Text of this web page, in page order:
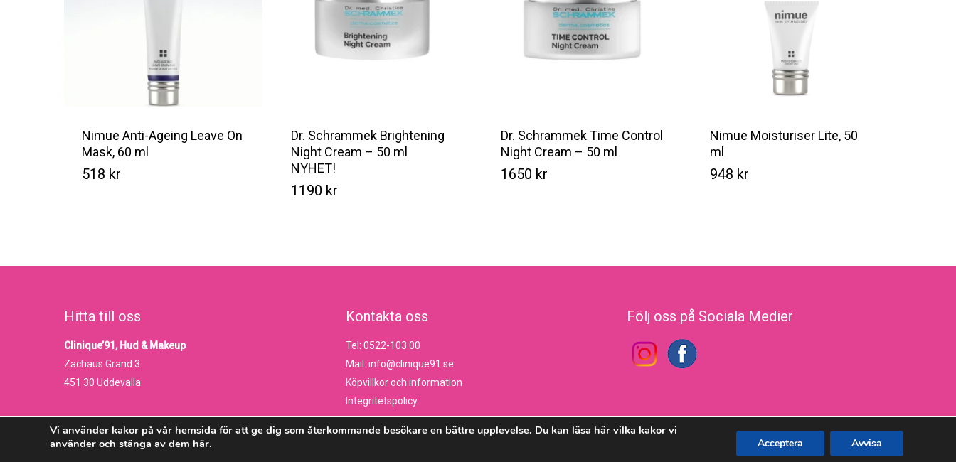
Nimue Anti-Ageing Leave On
Mask, 60 ml
518 kr
Dr. Schrammek Brightening
Night Cream – 50 ml
NYHET!
1190 kr
Dr. Schrammek Time Control
Night Cream – 50 ml
1650 kr
Nimue Moisturiser Lite, 50
ml
948 kr
Hitta till oss
Clinique’91, Hud & Makeup
Zachaus Gränd 3
451 30 Uddevalla
Kontakta oss
Tel: 0522-103 00
Mail: info@clinique91.se
Köpvillkor och information
Integritetspolicy
Följ oss på Sociala Medier
Vi använder kakor på vår hemsida för att ge dig som återkommande besökare en bättre upplevelse. Du kan läsa här vilka kakor vi
använder och stänga av dem här. Acceptera Avvisa